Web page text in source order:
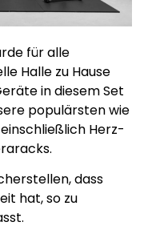
für alle
Halle zu Hause
in diesem Set
populärsten wie
Herz-
dass
hat, so zu